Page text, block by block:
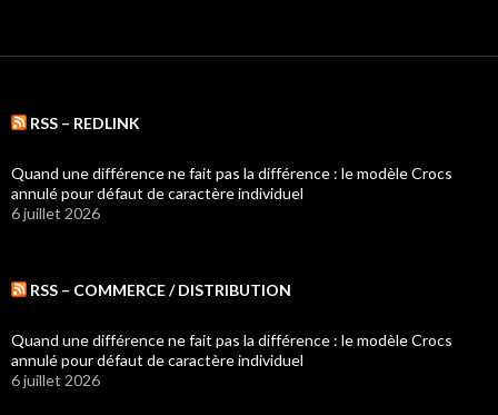
RSS – REDLINK
Quand une différence ne fait pas la différence : le modèle Crocs
annulé pour défaut de caractère individuel
6 juillet 2026
RSS – COMMERCE / DISTRIBUTION
Quand une différence ne fait pas la différence : le modèle Crocs
annulé pour défaut de caractère individuel
6 juillet 2026